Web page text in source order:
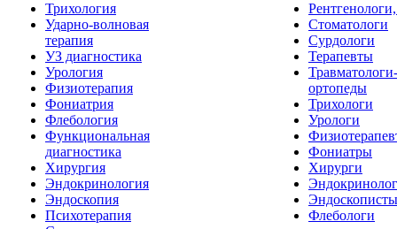
Трихология
Ударно-волновая
терапия
УЗ диагностика
Урология
Физиотерапия
Фониатрия
Флебология
Функциональная
диагностика
Хирургия
Эндокринология
Эндоскопия
Психотерапия
Стоматологи
Сурдологи
Терапевты
Травматологи-
ортопеды
Трихологи
Урологи
Фониатры
Хирурги
Эндоскописты
Флебологи